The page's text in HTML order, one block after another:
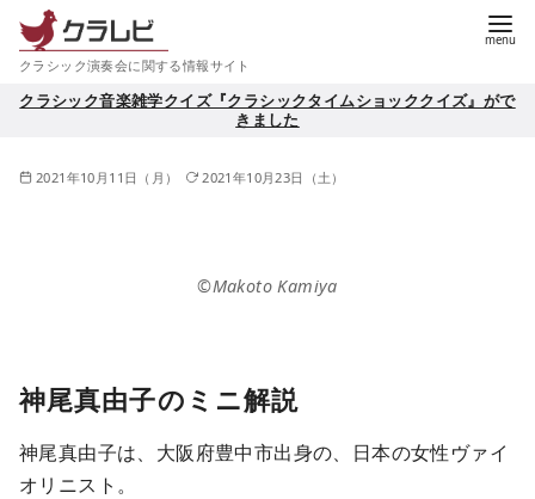
クラシック演奏会に関する情報サイト
クラシック音楽雑学クイズ『クラシックタイムショッククイズ』がで
きました
2021年10月11日（月） 2021年10月23日（土）
©Makoto Kamiya
神尾真由子のミニ解説
神尾真由子は、大阪府豊中市出身の、日本の女性ヴァイ
オリニスト。